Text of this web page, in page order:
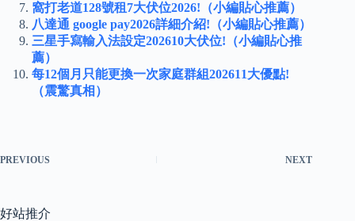
窩打老道128號租7大伏位2026!（小編貼心推薦）
八達通 google pay2026詳細介紹!（小編貼心推薦）
三星手寫輸入法設定202610大伏位!（小編貼心推
薦）
每12個月只能更換一次家庭群組202611大優點!
（震驚真相）
PREVIOUS NEXT
好站推介